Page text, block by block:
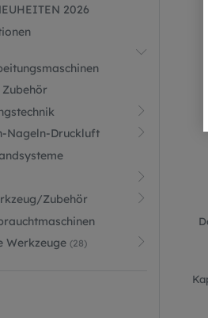
2026
Nageln-Druckluft
Zubehör
Werkzeuge (28)